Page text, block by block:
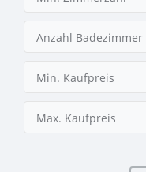
Anzahl Badezimmer
Min. Kaufpreis
Max. Kaufpreis